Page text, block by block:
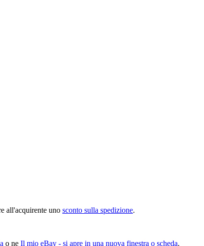
all'acquirente uno sconto sulla spedizione.
o ne Il mio eBay - si apre in una nuova finestra o scheda.